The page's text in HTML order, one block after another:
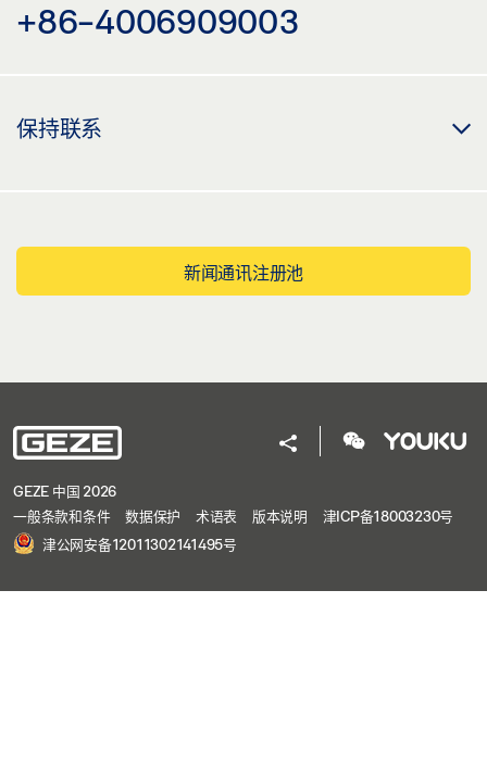
+86-4006909003
保持联系
新闻通讯注册池
GEZE 中国 2026
一般条款和条件
数据保护 术语表 版本说明
津ICP备18003230号
津公网安备12011302141495号